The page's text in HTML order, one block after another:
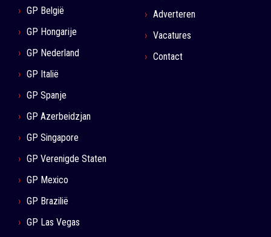
GP België
GP Hongarije
GP Nederland
GP Italië
GP Spanje
GP Azerbeidzjan
GP Singapore
GP Verenigde Staten
GP Mexico
GP Brazilië
GP Las Vegas
Adverteren
Vacatures
Contact